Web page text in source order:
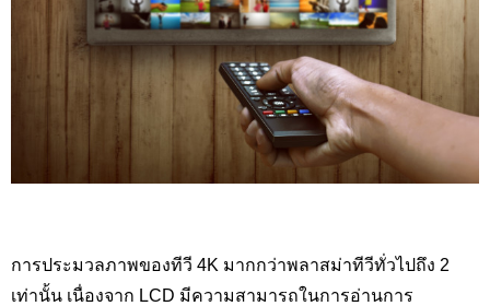
การประมวลภาพของทีวี 4K มากกว่าพลาสม่าทีวีทั่วไปถึง 2
เท่านั้น เนื่องจาก LCD มีความสามารถในการอ่านการ